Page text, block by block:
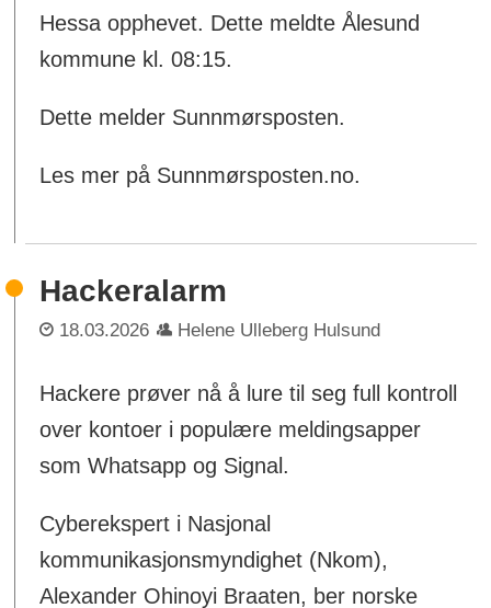
Hessa opphevet. Dette meldte Ålesund
kommune kl. 08:15.
Dette melder Sunnmørsposten.
Les mer på Sunnmørsposten.no.
Hackeralarm
18.03.2026 Helene Ulleberg Hulsund
Hackere prøver nå å lure til seg full kontroll
over kontoer i populære meldingsapper
som Whatsapp og Signal.
Cyberekspert i Nasjonal
kommunikasjonsmyndighet (Nkom),
Alexander Ohinoyi Braaten, ber norske